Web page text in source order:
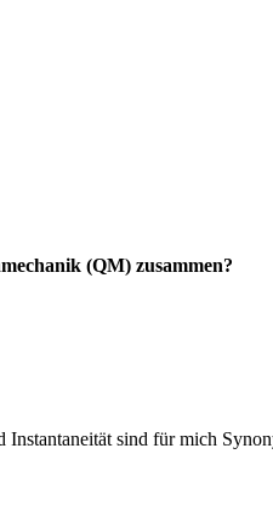
(QM) zusammen?
sind für mich